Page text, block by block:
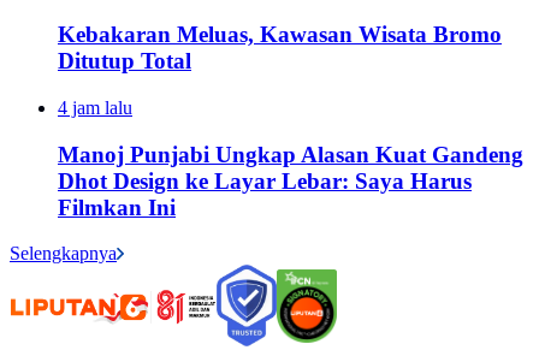
Kebakaran Meluas, Kawasan Wisata Bromo
Ditutup Total
4 jam lalu
Manoj Punjabi Ungkap Alasan Kuat Gandeng
Dhot Design ke Layar Lebar: Saya Harus
Filmkan Ini
Selengkapnya